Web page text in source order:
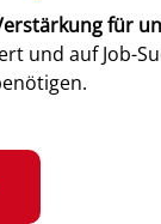
für
und auf Job-